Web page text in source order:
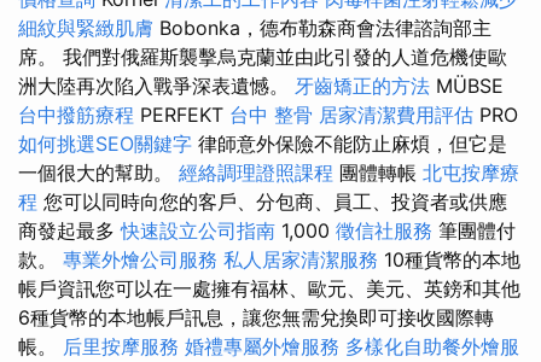
細紋與緊緻肌膚 Bobonka，德布勒森商會法律諮詢部主
席。 我們對俄羅斯襲擊烏克蘭並由此引發的人道危機使歐
洲大陸再次陷入戰爭深表遺憾。 牙齒矯正的方法 MÜBSE
台中撥筋療程 PERFEKT 台中 整骨 居家清潔費用評估 PRO
如何挑選SEO關鍵字 律師意外保險不能防止麻煩，但它是
一個很大的幫助。 經絡調理證照課程 團體轉帳 北屯按摩療
程 您可以同時向您的客戶、分包商、員工、投資者或供應
商發起最多快速設立公司指南 1,000 徵信社服務 筆團體付
款。 專業外燴公司服務 私人居家清潔服務 10種貨幣的本地
帳戶資訊您可以在一處擁有福林、歐元、美元、英鎊和其他
6種貨幣的本地帳戶訊息，讓您無需兌換即可接收國際轉
帳。 后里按摩服務 婚禮專屬外燴服務 多樣化自助餐外燴服